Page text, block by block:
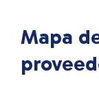
Mapa